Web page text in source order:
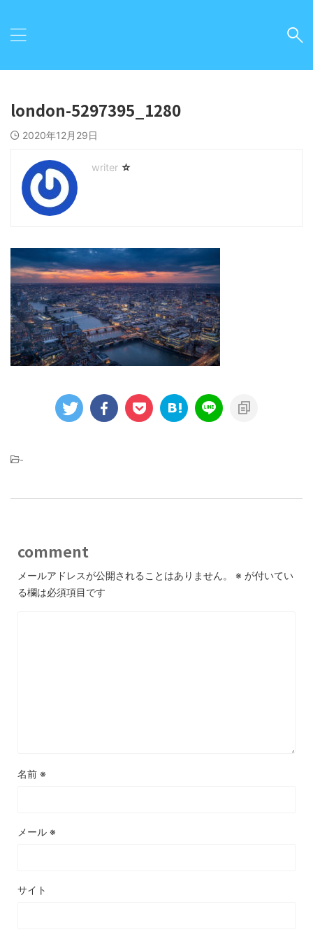
london-5297395_1280
2020年12月29日
☆
-
comment
メールアドレスが公開されることはありません。 ※ が付いてい
る欄は必須項目です
名前 ※
メール ※
サイト